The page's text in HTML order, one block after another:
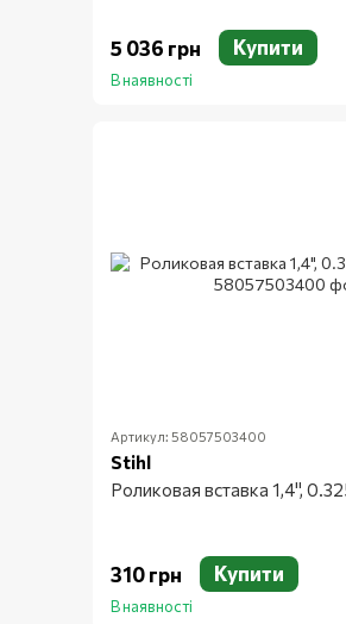
5 036 грн Купити
В наявності
Артикул: 58057503400
Stihl
Роликовая вставка 1,4",
310 грн Купити
В наявності